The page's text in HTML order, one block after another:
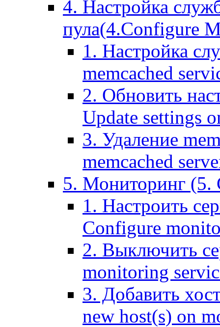
4. Настройка
пула(4.Configure
1. Настройка
memcached
2. Обновить
Update settings
3. Удаление
memcached
5. Мониторинг (5.
1. Настроить
Configure
2. Выключить
monitoring
3. Добавить
new host(s) on